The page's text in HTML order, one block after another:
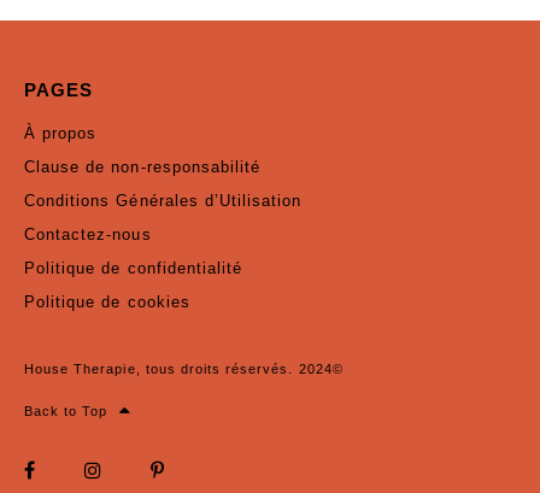
PAGES
À propos
Clause de non-responsabilité
Conditions Générales d’Utilisation
Contactez-nous
Politique de confidentialité
Politique de cookies
House Therapie, tous droits réservés. 2024©
Back to Top